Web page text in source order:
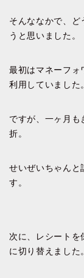
そんななかで、ど
うと思いました。
最初はマネーフォ
利用していました
ですが、一ヶ月も
折。
せいぜいちゃんと
す。
次に、レシートを
に切り替えました